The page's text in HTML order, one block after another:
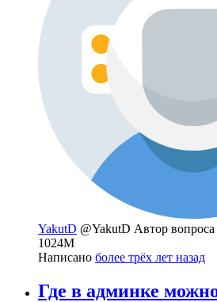
YakutD @YakutD Автор вопроса
1024М
Написано более трёх лет назад
Где в админке